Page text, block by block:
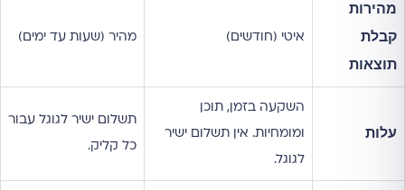
מהירות
קבלת
תוצאות
איטי (חודשים) מהיר (שעות עד ימים)
עלות
השקעה בזמן, תוכן
ומומחיות. אין תשלום ישיר
לגוגל.
תשלום ישיר לגוגל עבור
כל קליק.